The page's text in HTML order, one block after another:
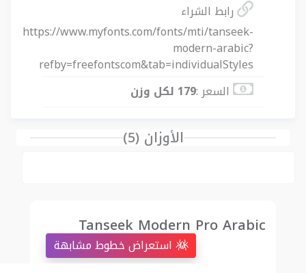
رابط الشراء
https://www.myfonts.com/fonts/mti/tanseek-
modern-arabic?
refby=freefontscom&tab=individualStyles
السعر :179 لكل وزن
الأوزان (5)
Tanseek Modern Pro Arabic